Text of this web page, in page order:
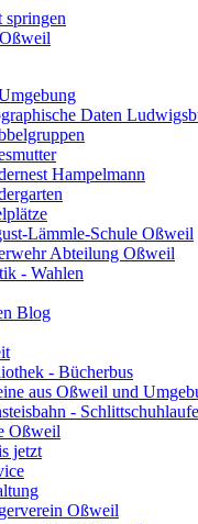
springen
Daten
Hampelmann
Lämmle-Schule Oßweil
Abteilung Oßweil
- Wahlen
Blog
- Bücherbus
aus Oßweil und
-
Oßweil
jetzt
Oßweil